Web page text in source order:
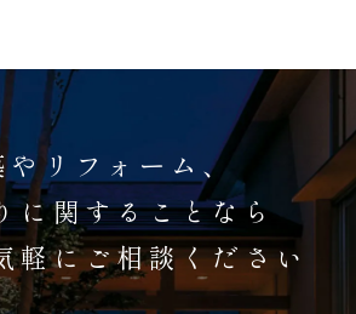
リフォーム、
に関することなら
軽にご相談ください